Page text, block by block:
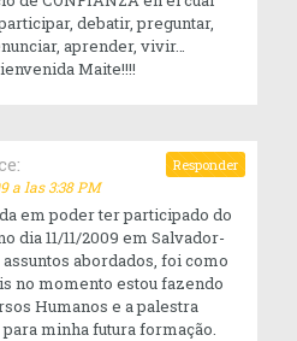
debatir, preguntar,
aprender, vivir…
Maite!!!!
a las 3:38 PM
em poder ter participado do
dia 11/11/2009 em Salvador-
abordados, foi como
no momento estou fazendo
Humanos e a palestra
minha futura formação.
Responder